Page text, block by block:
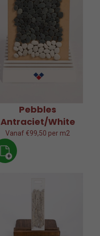
Pebbles
Antraciet/White
Vanaf €99,50 per m2
+